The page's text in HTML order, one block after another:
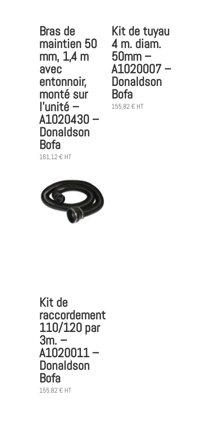
Bras de
maintien 50
mm, 1,4 m
avec
entonnoir,
monté sur
l’unité –
A1020430 –
Donaldson
Bofa
161,12 € HT
Kit de tuyau
4 m. diam.
50mm –
A1020007 –
Donaldson
Bofa
155,82 € HT
Kit de
raccordement
110/120 par
3m. –
A1020011 –
Donaldson
Bofa
155,82 € HT